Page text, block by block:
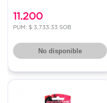
11.200
PUM: $ 3,733.33 SOB
No disponible